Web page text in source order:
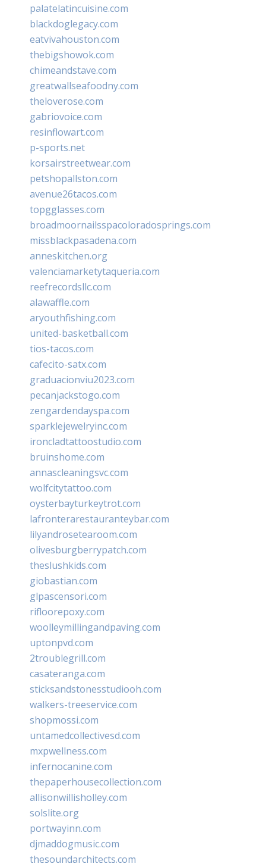
palatelatincuisine.com
blackdoglegacy.com
eatvivahouston.com
thebigshowok.com
chimeandstave.com
greatwallseafoodny.com
theloverose.com
gabriovoice.com
resinflowart.com
p-sports.net
korsairstreetwear.com
petshopallston.com
avenue26tacos.com
topgglasses.com
broadmoornailsspacoloradosprings.com
missblackpasadena.com
anneskitchen.org
valenciamarketytaqueria.com
reefrecordsllc.com
alawaffle.com
aryouthfishing.com
united-basketball.com
tios-tacos.com
cafecito-satx.com
graduacionviu2023.com
pecanjackstogo.com
zengardendayspa.com
sparklejewelryinc.com
ironcladtattoostudio.com
bruinshome.com
annascleaningsvc.com
wolfcitytattoo.com
oysterbayturkeytrot.com
lafronterarestauranteybar.com
lilyandrosetearoom.com
olivesburgberrypatch.com
theslushkids.com
giobastian.com
glpascensori.com
rifloorepoxy.com
woolleymillingandpaving.com
uptonpvd.com
2troublegrill.com
casateranga.com
sticksandstonesstudiooh.com
walkers-treeservice.com
shopmossi.com
untamedcollectivesd.com
mxpwellness.com
infernocanine.com
thepaperhousecollection.com
allisonwillisholley.com
solslite.org
portwayinn.com
djmaddogmusic.com
thesoundarchitects.com